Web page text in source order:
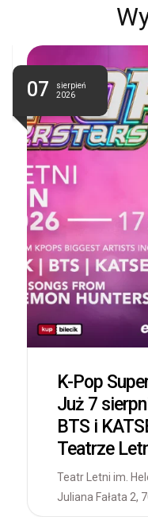
07
sierpień
2026
K-Pop
Już 7
BTS i
Teatrze
Teatr Letni im.
Juliana Fałata 2,